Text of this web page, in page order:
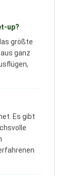
up?
größte
ganz
Es gibt